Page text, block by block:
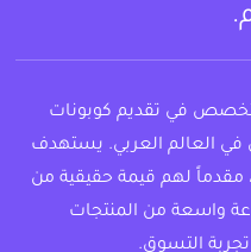
في تقديم كوبونات
العالم العربي. يستهدف
لهم قيمة حقيقية من
واسعة من المنتجات
التسوق.